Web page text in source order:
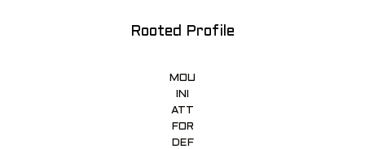
Rooted Profile
MOU
INI
ATT
FOR
DEF